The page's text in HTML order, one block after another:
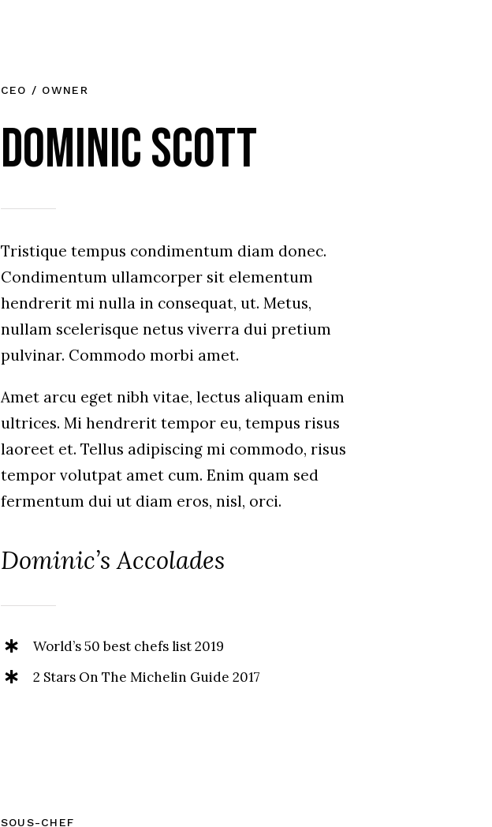
CEO / OWNER
Dominic Scott
Tristique tempus condimentum diam donec.
Condimentum ullamcorper sit elementum
hendrerit mi nulla in consequat, ut. Metus,
nullam scelerisque netus viverra dui pretium
pulvinar. Commodo morbi amet.
Amet arcu eget nibh vitae, lectus aliquam enim
ultrices. Mi hendrerit tempor eu, tempus risus
laoreet et. Tellus adipiscing mi commodo, risus
tempor volutpat amet cum. Enim quam sed
fermentum dui ut diam eros, nisl, orci.
Dominic’s Accolades
World’s 50 best chefs list 2019
2 Stars On The Michelin Guide 2017
SOUS-CHEF